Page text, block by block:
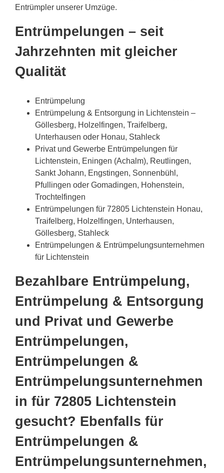
Entrümpler unserer Umzüge.
Entrümpelungen – seit
Jahrzehnten mit gleicher
Qualität
Entrümpelung
Entrümpelung & Entsorgung in Lichtenstein –
Göllesberg, Holzelfingen, Traifelberg,
Unterhausen oder Honau, Stahleck
Privat und Gewerbe Entrümpelungen für
Lichtenstein, Eningen (Achalm), Reutlingen,
Sankt Johann, Engstingen, Sonnenbühl,
Pfullingen oder Gomadingen, Hohenstein,
Trochtelfingen
Entrümpelungen für 72805 Lichtenstein Honau,
Traifelberg, Holzelfingen, Unterhausen,
Göllesberg, Stahleck
Entrümpelungen & Entrümpelungsunternehmen
für Lichtenstein
Bezahlbare Entrümpelung,
Entrümpelung & Entsorgung
und Privat und Gewerbe
Entrümpelungen,
Entrümpelungen &
Entrümpelungsunternehmen
in für 72805 Lichtenstein
gesucht? Ebenfalls für
Entrümpelungen &
Entrümpelungsunternehmen,